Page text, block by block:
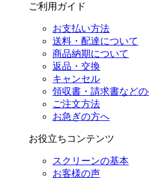
ご利用ガイド
お支払い方法
送料・配達について
商品納期について
返品・交換
キャンセル
領収書・請求書など
ご注文方法
お急ぎの方へ
お役立ちコンテンツ
スクリーンの基本
お客様の声